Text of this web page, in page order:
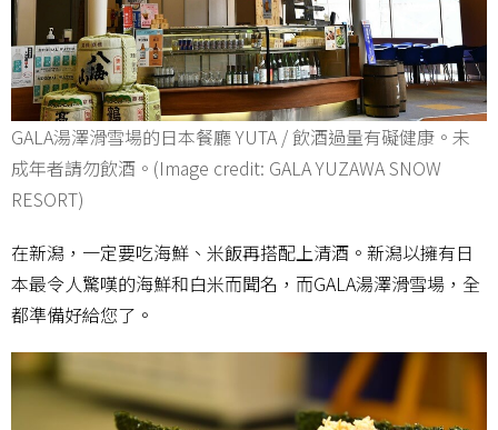
GALA湯澤滑雪場的日本餐廳 YUTA / 飲酒過量有礙健康。未
成年者請勿飲酒。(Image credit: GALA YUZAWA SNOW
RESORT)
在新潟，一定要吃海鮮、米飯再搭配上清酒。新潟以擁有日
本最令人驚嘆的海鮮和白米而聞名，而GALA湯澤滑雪場，全
都準備好給您了。